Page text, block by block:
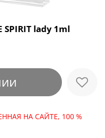
SPIRIT lady 1ml
НА САЙТЕ, 100 %